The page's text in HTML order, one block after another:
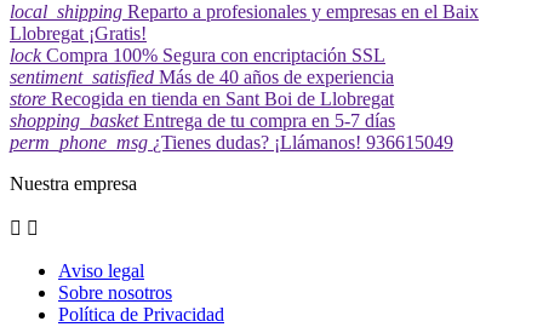
local_shipping Reparto a profesionales y empresas en el Baix
Llobregat ¡Gratis!
lock Compra 100% Segura con encriptación SSL
sentiment_satisfied Más de 40 años de experiencia
store Recogida en tienda en Sant Boi de Llobregat
shopping_basket Entrega de tu compra en 5-7 días
perm_phone_msg ¿Tienes dudas? ¡Llámanos! 936615049
Nuestra empresa
 
Aviso legal
Sobre nosotros
Política de Privacidad